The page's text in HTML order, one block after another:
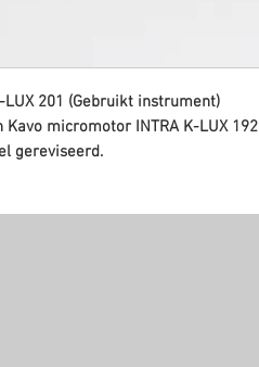
LUX 201 (Gebruikt instrument)
Kavo micromotor INTRA K-LUX 192
gereviseerd.